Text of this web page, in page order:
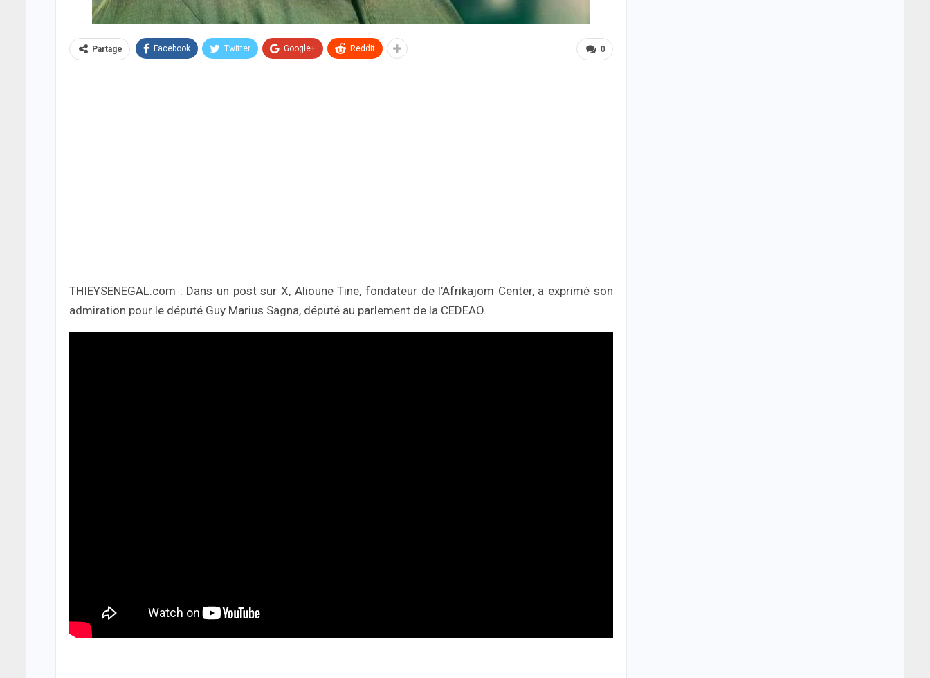
0
Partage Facebook Twitter Google+ ReddIt
THIEYSENEGAL.com : Dans un post sur X, Alioune Tine, fondateur de l’Afrikajom Center, a exprimé son
admiration pour le député Guy Marius Sagna, député au parlement de la CEDEAO.